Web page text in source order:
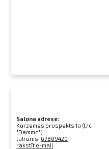
Salona adrese:
Kurzemes prospekts 1a (t/c
"Damme")
tālrunis: 67809420
rakstīt e-mail